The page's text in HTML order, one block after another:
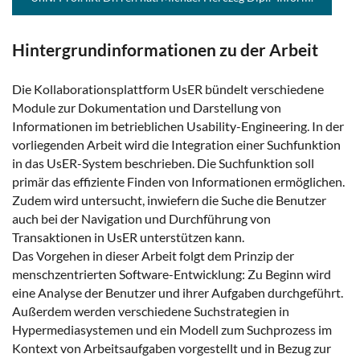
Hintergrundinformationen zu der Arbeit
Die Kollaborationsplattform UsER bündelt verschiedene
Module zur Dokumentation und Darstellung von
Informationen im betrieblichen Usability-Engineering. In der
vorliegenden Arbeit wird die Integration einer Suchfunktion
in das UsER-System beschrieben. Die Suchfunktion soll
primär das effiziente Finden von Informationen ermöglichen.
Zudem wird untersucht, inwiefern die Suche die Benutzer
auch bei der Navigation und Durchführung von
Transaktionen in UsER unterstützen kann.
Das Vorgehen in dieser Arbeit folgt dem Prinzip der
menschzentrierten Software-Entwicklung: Zu Beginn wird
eine Analyse der Benutzer und ihrer Aufgaben durchgeführt.
Außerdem werden verschiedene Suchstrategien in
Hypermediasystemen und ein Modell zum Suchprozess im
Kontext von Arbeitsaufgaben vorgestellt und in Bezug zur